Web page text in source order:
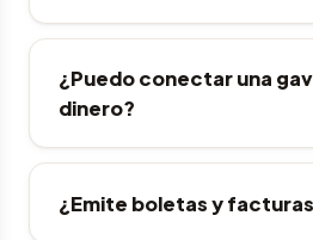
¿Puedo conectar una
dinero?
¿Emite boletas y facturas